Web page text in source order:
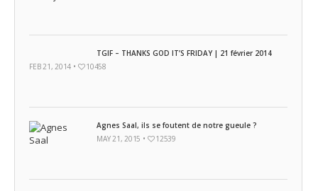
TGIF – THANKS GOD IT’S FRIDAY | 21 février 2014
FEB 21, 2014 •
10458
Agnes Saal, ils se foutent de notre gueule ?
MAY 21, 2015 •
12539